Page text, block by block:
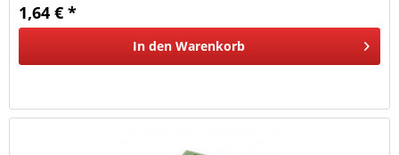
1,64 € *
In den Warenkorb